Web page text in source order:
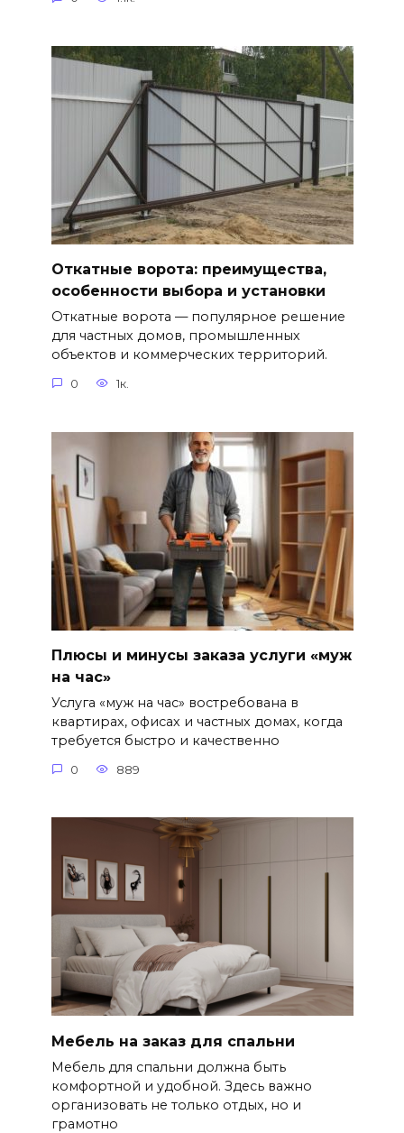
Откатные ворота: преимущества,
особенности выбора и установки
Откатные ворота — популярное решение
для частных домов, промышленных
объектов и коммерческих территорий.
0 1к.
Плюсы и минусы заказа услуги «муж
на час»
Услуга «муж на час» востребована в
квартирах, офисах и частных домах, когда
требуется быстро и качественно
0 889
Мебель на заказ для спальни
Мебель для спальни должна быть
комфортной и удобной. Здесь важно
организовать не только отдых, но и
грамотно